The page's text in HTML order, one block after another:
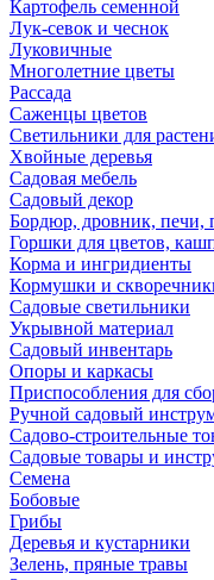
Картофель семенной
Лук-севок и чеснок
Луковичные
Многолетние цветы
Рассада
Саженцы цветов
Светильники для
Хвойные деревья
Садовая мебель
Садовый декор
Бордюр, дровник, печи,
Горшки для цветов,
Корма и ингридиенты
Кормушки и
Садовые светильники
Укрывной материал
Садовый инвентарь
Опоры и каркасы
Приспособления для
Ручной садовый
Садово-строительные
Садовые товары и
Семена
Бобовые
Грибы
Деревья и кустарники
Зелень, пряные травы